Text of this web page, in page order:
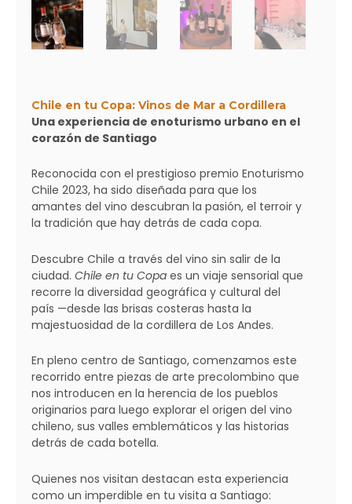
Chile en tu Copa: Vinos de Mar a Cordillera
Una experiencia de enoturismo urbano en el
corazón de Santiago
Reconocida con el prestigioso premio Enoturismo
Chile 2023, ha sido diseñada para que los
amantes del vino descubran la pasión, el terroir y
la tradición que hay detrás de cada copa.
Descubre Chile a través del vino sin salir de la
ciudad.Chile en tu Copa es un viaje sensorial que
recorre la diversidad geográfica y cultural del
país —desde las brisas costeras hasta la
majestuosidad de la cordillera de Los Andes.
En pleno centro de Santiago, comenzamos este
recorrido entre piezas de arte precolombino que
nos introducen en la herencia de los pueblos
originarios para luego explorar el origen del vino
chileno, sus valles emblemáticos y las historias
detrás de cada botella.
Quienes nos visitan destacan esta experiencia
como un imperdible en tu visita a Santiago: